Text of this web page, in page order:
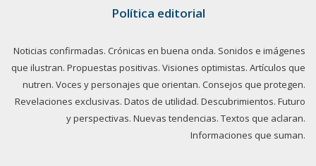
Política editorial
Noticias confirmadas. Crónicas en buena onda. Sonidos e imágenes
que ilustran. Propuestas positivas. Visiones optimistas. Artículos que
nutren. Voces y personajes que orientan. Consejos que protegen.
Revelaciones exclusivas. Datos de utilidad. Descubrimientos. Futuro
y perspectivas. Nuevas tendencias. Textos que aclaran.
Informaciones que suman.